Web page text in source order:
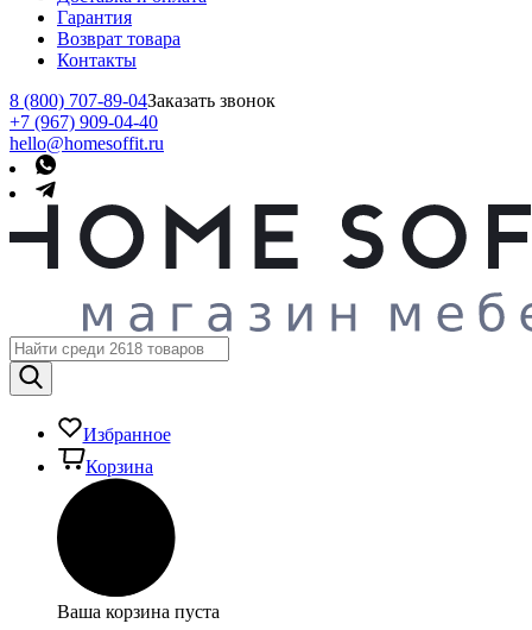
Гарантия
Возврат товара
Контакты
8 (800) 707-89-04Заказать звонок
+7 (967) 909-04-40
hello@homesoffit.ru
Избранное
Корзина
Ваша корзина пуста